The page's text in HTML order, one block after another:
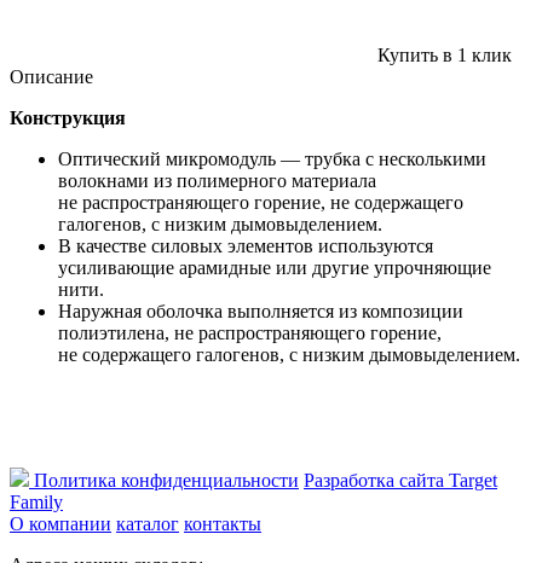
Купить в 1 клик
Описание
Конструкция
Оптический микромодуль — трубка с несколькими
волокнами из полимерного материала
не распространяющего горение, не содержащего
галогенов, с низким дымовыделением.
В качестве силовых элементов используются
усиливающие арамидные или другие упрочняющие
нити.
Наружная оболочка выполняется из композиции
полиэтилена, не распространяющего горение,
не содержащего галогенов, с низким дымовыделением.
Политика конфиденциальности Разработка сайта Target
Family
О компании каталог контакты